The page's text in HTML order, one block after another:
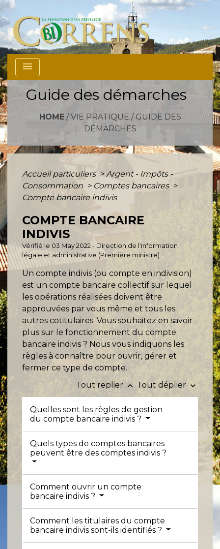
menu
Guide des démarches
HOME/ VIE PRATIQUE / GUIDE DES
DÉMARCHES
Accueil particuliers > Argent - Impôts -
Consommation > Comptes bancaires >
Compte bancaire indivis
COMPTE BANCAIRE
INDIVIS
Vérifié le 03 May 2022 - Direction de l'information
légale et administrative (Première ministre)
Un compte indivis (ou compte en indivision)
est un compte bancaire collectif sur lequel
les opérations réalisées doivent être
approuvées par vous même et tous les
autres cotitulaires. Vous souhaitez en savoir
plus sur le fonctionnement du compte
bancaire indivis ? Nous vous indiquons les
règles à connaître pour ouvrir, gérer et
fermer ce type de compte.
Tout replier keyboard_arrow_up Tout déplier keyboard_arrow_down
Quelles sont les règles de gestion
du compte bancaire indivis ?
Quels types de comptes bancaires
peuvent être des comptes indivis ?
Comment ouvrir un compte
bancaire indivis ?
Comment les titulaires du compte
bancaire indivis sont-ils identifiés ?